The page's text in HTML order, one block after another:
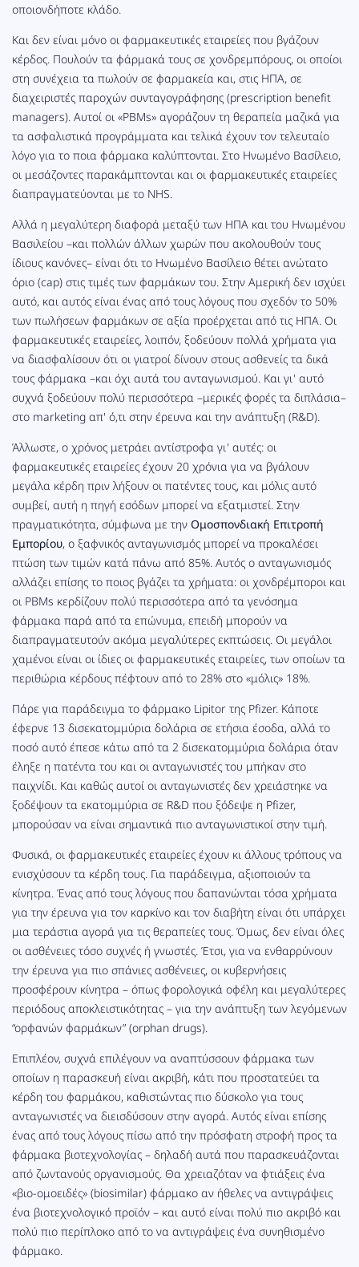
οποιονδήποτε κλάδο.
Και δεν είναι μόνο οι φαρμακευτικές εταιρείες που βγάζουν
κέρδος. Πουλούν τα φάρμακά τους σε χονδρεμπόρους, οι οποίοι
στη συνέχεια τα πωλούν σε φαρμακεία και, στις ΗΠΑ, σε
διαχειριστές παροχών συνταγογράφησης (prescription benefit
managers). Αυτοί οι «PBMs» αγοράζουν τη θεραπεία μαζικά για
τα ασφαλιστικά προγράμματα και τελικά έχουν τον τελευταίο
λόγο για το ποια φάρμακα καλύπτονται. Στο Ηνωμένο Βασίλειο,
οι μεσάζοντες παρακάμπτονται και οι φαρμακευτικές εταιρείες
διαπραγματεύονται με το NHS.
Αλλά η μεγαλύτερη διαφορά μεταξύ των ΗΠΑ και του Ηνωμένου
Βασιλείου –και πολλών άλλων χωρών που ακολουθούν τους
ίδιους κανόνες– είναι ότι το Ηνωμένο Βασίλειο θέτει ανώτατο
όριο (cap) στις τιμές των φαρμάκων του. Στην Αμερική δεν ισχύει
αυτό, και αυτός είναι ένας από τους λόγους που σχεδόν το 50%
των πωλήσεων φαρμάκων σε αξία προέρχεται από τις ΗΠΑ. Οι
φαρμακευτικές εταιρείες, λοιπόν, ξοδεύουν πολλά χρήματα για
να διασφαλίσουν ότι οι γιατροί δίνουν στους ασθενείς τα δικά
τους φάρμακα –και όχι αυτά του ανταγωνισμού. Και γι' αυτό
συχνά ξοδεύουν πολύ περισσότερα –μερικές φορές τα διπλάσια–
στο marketing απ' ό,τι στην έρευνα και την ανάπτυξη (R&D).
Άλλωστε, ο χρόνος μετράει αντίστροφα γι' αυτές: οι
φαρμακευτικές εταιρείες έχουν 20 χρόνια για να βγάλουν
μεγάλα κέρδη πριν λήξουν οι πατέντες τους, και μόλις αυτό
συμβεί, αυτή η πηγή εσόδων μπορεί να εξατμιστεί. Στην
πραγματικότητα, σύμφωνα με την Ομοσπονδιακή Επιτροπή
Εμπορίου, ο ξαφνικός ανταγωνισμός μπορεί να προκαλέσει
πτώση των τιμών κατά πάνω από 85%. Αυτός ο ανταγωνισμός
αλλάζει επίσης το ποιος βγάζει τα χρήματα: οι χονδρέμποροι και
οι PBMs κερδίζουν πολύ περισσότερα από τα γενόσημα
φάρμακα παρά από τα επώνυμα, επειδή μπορούν να
διαπραγματευτούν ακόμα μεγαλύτερες εκπτώσεις. Οι μεγάλοι
χαμένοι είναι οι ίδιες οι φαρμακευτικές εταιρείες, των οποίων τα
περιθώρια κέρδους πέφτουν από το 28% στο «μόλις» 18%.
Πάρε για παράδειγμα το φάρμακο Lipitor της Pfizer. Κάποτε
έφερνε 13 δισεκατομμύρια δολάρια σε ετήσια έσοδα, αλλά το
ποσό αυτό έπεσε κάτω από τα 2 δισεκατομμύρια δολάρια όταν
έληξε η πατέντα του και οι ανταγωνιστές του μπήκαν στο
παιχνίδι. Και καθώς αυτοί οι ανταγωνιστές δεν χρειάστηκε να
ξοδέψουν τα εκατομμύρια σε R&D που ξόδεψε η Pfizer,
μπορούσαν να είναι σημαντικά πιο ανταγωνιστικοί στην τιμή.
Φυσικά, οι φαρμακευτικές εταιρείες έχουν κι άλλους τρόπους να
ενισχύσουν τα κέρδη τους. Για παράδειγμα, αξιοποιούν τα
κίνητρα. Ένας από τους λόγους που δαπανώνται τόσα χρήματα
για την έρευνα για τον καρκίνο και τον διαβήτη είναι ότι υπάρχει
μια τεράστια αγορά για τις θεραπείες τους. Όμως, δεν είναι όλες
οι ασθένειες τόσο συχνές ή γνωστές. Έτσι, για να ενθαρρύνουν
την έρευνα για πιο σπάνιες ασθένειες, οι κυβερνήσεις
προσφέρουν κίνητρα – όπως φορολογικά οφέλη και μεγαλύτερες
περιόδους αποκλειστικότητας – για την ανάπτυξη των λεγόμενων
“ορφανών φαρμάκων” (orphan drugs).
Επιπλέον, συχνά επιλέγουν να αναπτύσσουν φάρμακα των
οποίων η παρασκευή είναι ακριβή, κάτι που προστατεύει τα
κέρδη του φαρμάκου, καθιστώντας πιο δύσκολο για τους
ανταγωνιστές να διεισδύσουν στην αγορά. Αυτός είναι επίσης
ένας από τους λόγους πίσω από την πρόσφατη στροφή προς τα
φάρμακα βιοτεχνολογίας – δηλαδή αυτά που παρασκευάζονται
από ζωντανούς οργανισμούς. Θα χρειαζόταν να φτιάξεις ένα
«βιο-ομοειδές» (biosimilar) φάρμακο αν ήθελες να αντιγράψεις
ένα βιοτεχνολογικό προϊόν – και αυτό είναι πολύ πιο ακριβό και
πολύ πιο περίπλοκο από το να αντιγράψεις ένα συνηθισμένο
φάρμακο.